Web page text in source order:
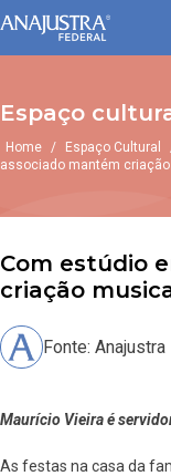
Espaço
Home / Espaço Cultural
associado mantém criação
Com estúdio
criação
Fonte: Anajustra
Maurício Vieira é
As festas na casa da